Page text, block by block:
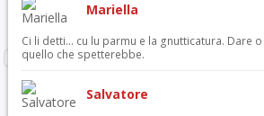
Mariella
Ci li detti… cu lu parmu e la gnutticatura. Dare
quello che spetterebbe.
Salvatore